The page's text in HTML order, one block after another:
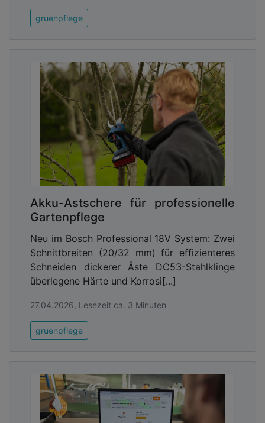
gruenpflege
Akku-Astschere für professionelle
Gartenpflege
Neu im Bosch Professional 18V System: Zwei
Schnittbreiten (20/32 mm) für effizienteres
Schneiden dickerer Äste DC53-Stahlklinge
überlegene Härte und Korrosi[...]
27.04.2026, Lesezeit ca. 3 Minuten
gruenpflege